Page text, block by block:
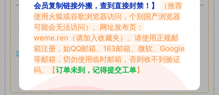
如果遇到付费才可获取的素材，建议升级对应的VIP。
全站付费素材可提供补档服务“均有备份 ”，
素材以主流网盘分
享。
以7z、7z分卷格式压缩，解压应下载对应的软件操作，电脑：
7-zip；安卓：zarchiver；苹果：解压专家
会员复制链接外搬，查到直接封禁！】
（推荐
使用火狐或谷歌浏览器访问，个别国产浏览器
可能会无法访问）。网址发布页：
weme.ren （请加入收藏夹）。请使用正规邮
箱注册，如QQ邮箱、163邮箱、微软、Google
等邮箱，切勿使用临时邮箱，否则收不到验证
码。【订单未到，记得提交工单】